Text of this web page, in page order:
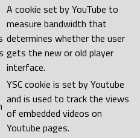
A cookie set by YouTube to
measure bandwidth that
determines whether the user
gets the new or old player
interface.
YSC cookie is set by Youtube
and is used to track the views
of embedded videos on
Youtube pages.